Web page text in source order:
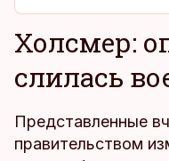
Холсмер:
слилась
Представленные
правительством